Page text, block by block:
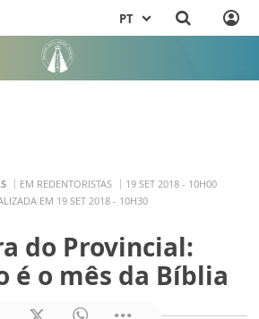
PT
EM REDENTORISTAS
19 SET 2018 - 10H00
EM 19 SET 2018 - 10H30
do Provincial:
é o mês da Bíblia